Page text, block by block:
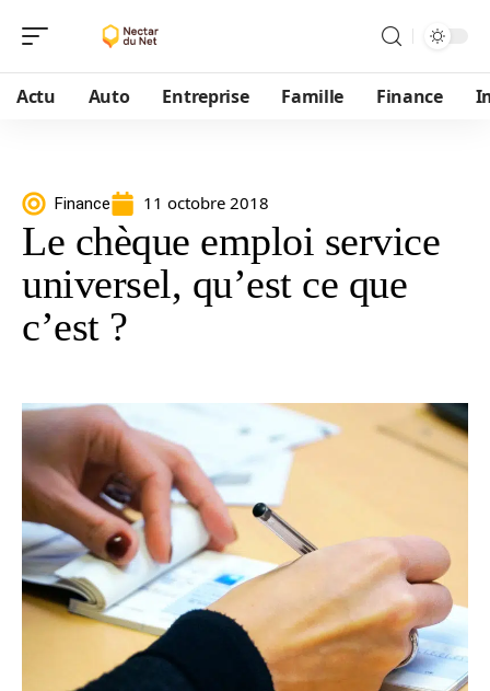
Actu Auto Entreprise Famille Finance
Finance 11 octobre 2018
Le chèque emploi service
universel, qu’est ce que
c’est ?